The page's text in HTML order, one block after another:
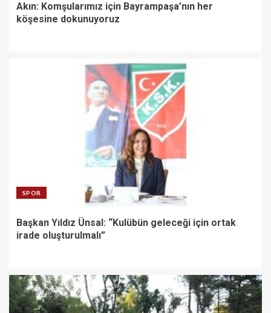
Akın: Komşularımız için Bayrampaşa’nın her
köşesine dokunuyoruz
SPOR
Başkan Yıldız Ünsal: “Kulübün geleceği için ortak
irade oluşturulmalı”